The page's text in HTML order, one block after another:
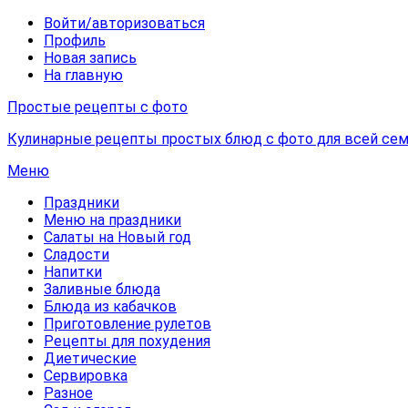
Войти/авторизоваться
Профиль
Новая запись
На главную
Простые рецепты с фото
Кулинарные рецепты простых блюд с фото для всей
Меню
Праздники
Меню на праздники
Салаты на Новый год
Сладости
Напитки
Заливные блюда
Блюда из кабачков
Приготовление рулетов
Рецепты для похудения
Диетические
Сервировка
Разное